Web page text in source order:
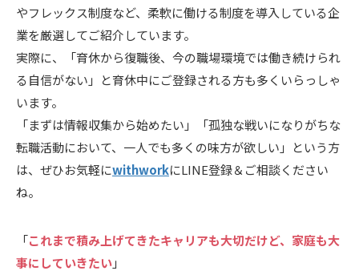
やフレックス制度など、柔軟に働ける制度を導入している企
業を厳選してご紹介しています。
実際に、「育休から復職後、今の職場環境では働き続けられ
る自信がない」と育休中にご登録される方も多くいらっしゃ
います。
「まずは情報収集から始めたい」「孤独な戦いになりがちな
転職活動において、一人でも多くの味方が欲しい」という方
は、ぜひお気軽にwithworkにLINE登録＆ご相談ください
ね。
「これまで積み上げてきたキャリアも大切だけど、家庭も大
事にしていきたい」